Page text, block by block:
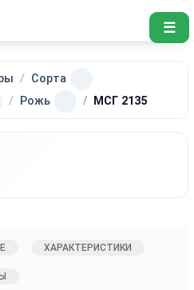
☰
Сорта
Рожь МСГ 2135
ХАРАКТЕРИСТИКИ